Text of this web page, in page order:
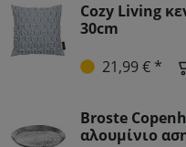
Cozy Living
30cm
21,99 € *
Broste
αλουμίνιο